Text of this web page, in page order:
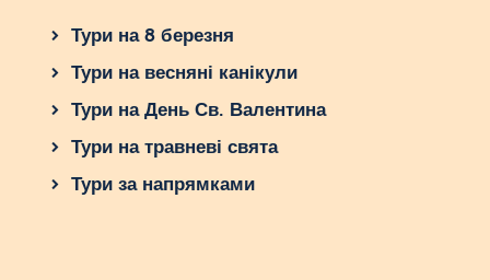
Тури на 8 березня
Тури на весняні канікули
Тури на День Св. Валентина
Тури на травневі свята
Тури за напрямками